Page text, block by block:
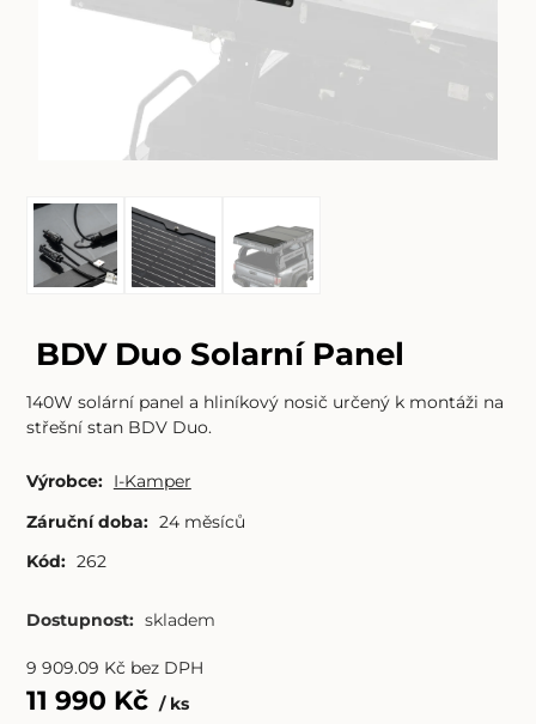
BDV Duo Solarní Panel
140W solární panel a hliníkový nosič určený k montáži na
střešní stan BDV Duo.
Výrobce: I-Kamper
Záruční doba: 24 měsíců
Kód: 262
Dostupnost: skladem
9 909.09 Kč bez DPH
11 990 Kč ks